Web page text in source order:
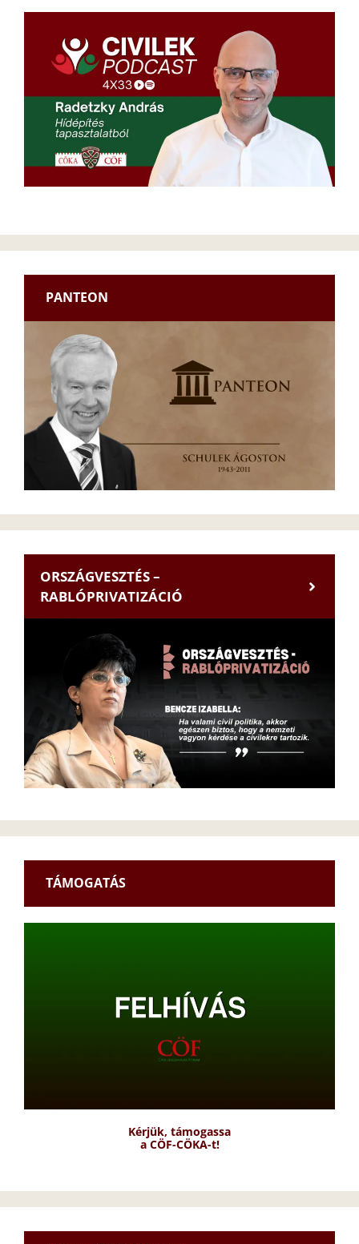
PANTEON
ORSZÁGVESZTÉS –
RABLÓPRIVATIZÁCIÓ
TÁMOGATÁS
Kérjük, támogassa
a CÖF-CÖKA-t!